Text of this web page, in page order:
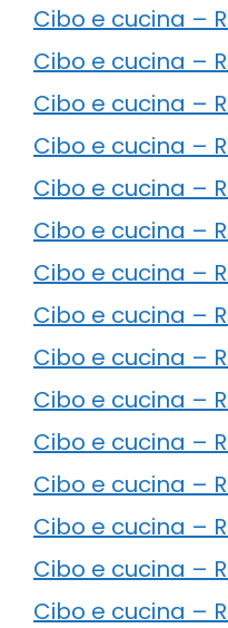
Cibo e cucina –
Cibo e cucina –
Cibo e cucina –
Cibo e cucina –
Cibo e cucina –
Cibo e cucina –
Cibo e cucina –
Cibo e cucina –
Cibo e cucina –
Cibo e cucina –
Cibo e cucina –
Cibo e cucina –
Cibo e cucina –
Cibo e cucina –
Cibo e cucina –